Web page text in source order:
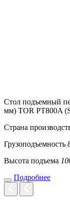
Стол подъемный
мм) TOR PT800A
Страна
Грузоподъемность
Высота подъема
Подробнее